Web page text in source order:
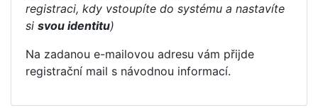
registraci, kdy vstoupíte do systému a nastavíte
si svou identitu)
Na zadanou e-mailovou adresu vám přijde
registrační mail s návodnou informací.